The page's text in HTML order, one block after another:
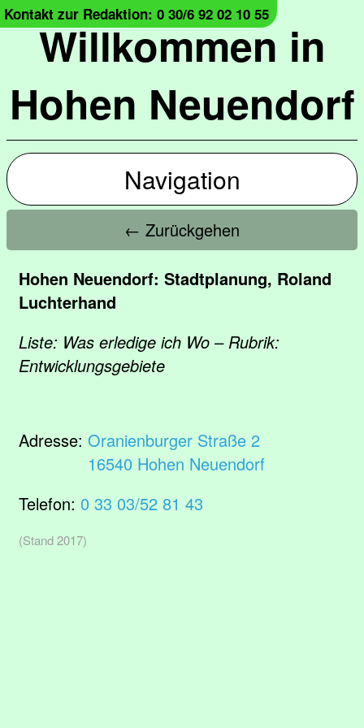
Willkommen in
Hohen Neuendorf
Kontakt zur Redaktion: 0 30/6 92 02 10 55
Navigation
← Zurückgehen
Hohen Neuendorf: Stadtplanung, Roland
Luchterhand
Liste: Was erledige ich Wo – Rubrik:
Entwicklungsgebiete
Adresse: Oranienburger Straße 2
16540 Hohen Neuendorf
Telefon: 0 33 03/52 81 43
(Stand 2017)